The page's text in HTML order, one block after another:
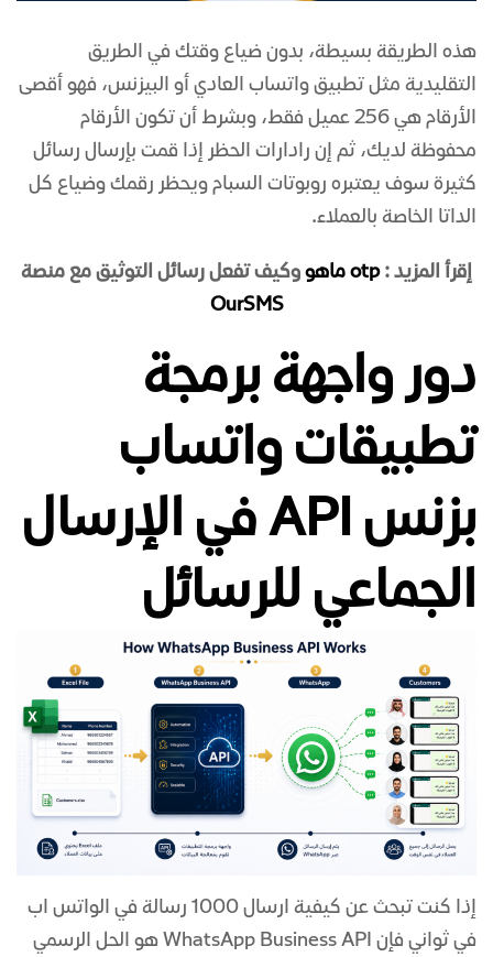
هذه الطريقة بسيطة، بدون ضياع وقتك في الطريق
التقليدية مثل تطبيق واتساب العادي أو البيزنس، فهو أقصى
الأرقام هي 256 عميل فقط، وبشرط أن تكون الأرقام
محفوظة لديك، ثم إن رادارات الحظر إذا قمت بإرسال رسائل
كثيرة سوف يعتبره روبوتات السبام ويحظر رقمك وضياع كل
الداتا الخاصة بالعملاء.
إقرأ المزيد :otp ماهو
وكيف تفعل رسائل التوثيق مع منصة
OurSMS
دور واجهة برمجة
تطبيقات واتساب
بزنس API في الإرسال
الجماعي للرسائل
إذا كنت تبحث عن كيفية ارسال 1000 رسالة في الواتس اب
في ثواني فإن WhatsApp Business API هو الحل الرسمي